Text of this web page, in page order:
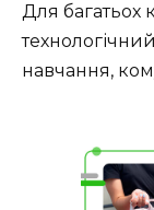
Для багатьох
навчання,